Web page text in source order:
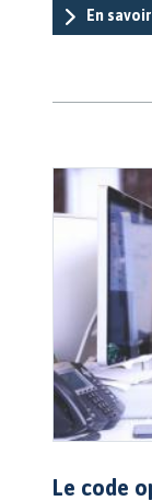
En
Le code